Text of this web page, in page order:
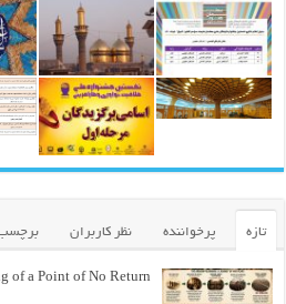
تازه پرخواننده نظر کاربران
of a Point of No Return